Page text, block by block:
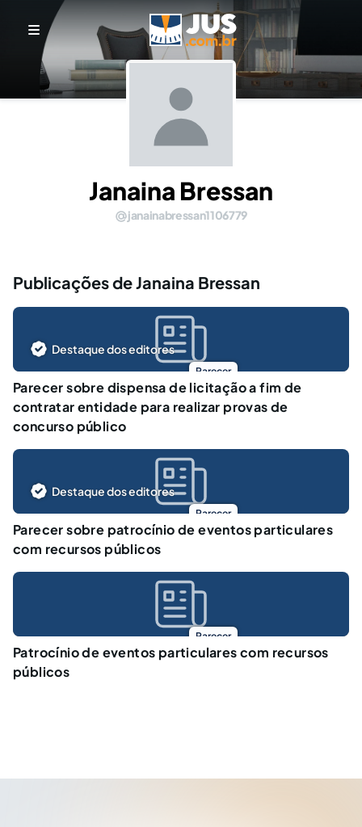
Janaina Bressan
janainabressan1106779
Publicações de Janaina Bressan
Parecer
Destaque dos editores
Parecer sobre dispensa de licitação a fim de
contratar entidade para realizar provas de
concurso público
Parecer
Destaque dos editores
Parecer sobre patrocínio de eventos particulares
com recursos públicos
Parecer
Patrocínio de eventos particulares com recursos
públicos